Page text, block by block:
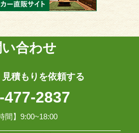
合わせ
積もりを依頼する
477-2837
間】9:00~18:00